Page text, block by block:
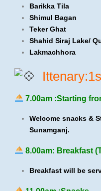
Barikka Tila
Shimul Bagan
Teker Ghat
Shahid Siraj Lake/
Lakmachhora
7.00am :Starting
Welcome snacks &
Sunamganj.
8.00am: Breakfast
Breakfast will be